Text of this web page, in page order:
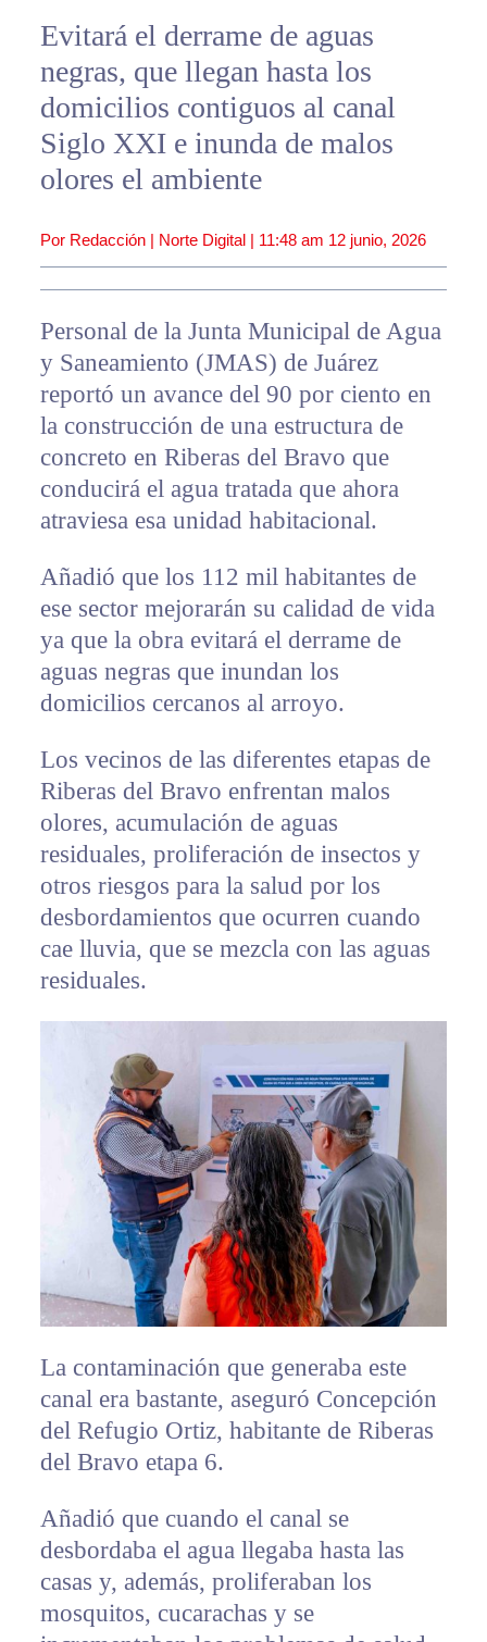
Evitará el derrame de aguas
negras, que llegan hasta los
domicilios contiguos al canal
Siglo XXI e inunda de malos
olores el ambiente
Por Redacción | Norte Digital | 11:48 am 12 junio, 2026
Personal de la Junta Municipal de Agua
y Saneamiento (JMAS) de Juárez
reportó un avance del 90 por ciento en
la construcción de una estructura de
concreto en Riberas del Bravo que
conducirá el agua tratada que ahora
atraviesa esa unidad habitacional.
Añadió que los 112 mil habitantes de
ese sector mejorarán su calidad de vida
ya que la obra evitará el derrame de
aguas negras que inundan los
domicilios cercanos al arroyo.
Los vecinos de las diferentes etapas de
Riberas del Bravo enfrentan malos
olores, acumulación de aguas
residuales, proliferación de insectos y
otros riesgos para la salud por los
desbordamientos que ocurren cuando
cae lluvia, que se mezcla con las aguas
residuales.
La contaminación que generaba este
canal era bastante, aseguró Concepción
del Refugio Ortiz, habitante de Riberas
del Bravo etapa 6.
Añadió que cuando el canal se
desbordaba el agua llegaba hasta las
casas y, además, proliferaban los
mosquitos, cucarachas y se